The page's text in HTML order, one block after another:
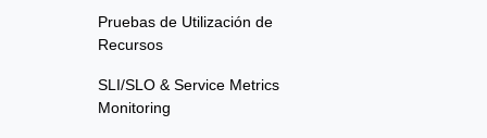
Pruebas de Utilización de
Recursos
SLI/SLO & Service Metrics
Monitoring